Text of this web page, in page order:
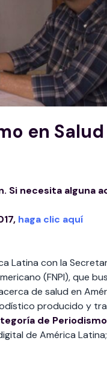
en Salud
Si necesita alguna
haga clic aquí
Latina con la
(FNPI), que
de salud en
producido y
de
de América Latina;